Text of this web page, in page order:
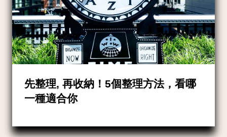
先整理, 再收納！5個整理方法，看哪
一種適合你